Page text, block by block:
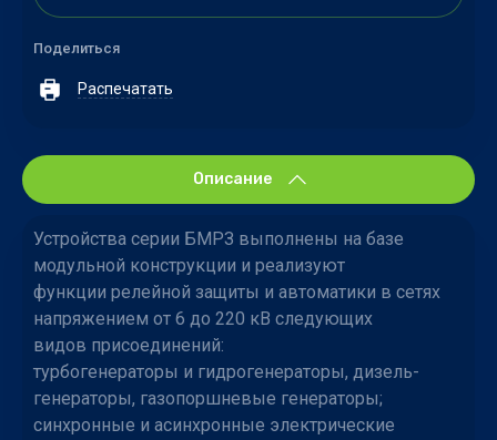
Поделиться
Распечатать
Описание
Устройства серии БМРЗ выполнены на базе
модульной конструкции и реализуют
функции релейной защиты и автоматики в сетях
напряжением от 6 до 220 кВ следующих
видов присоединений:
турбогенераторы и гидрогенераторы, дизель-
генераторы, газопоршневые генераторы;
синхронные и асинхронные электрические